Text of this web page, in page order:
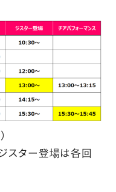
スター登場は各回